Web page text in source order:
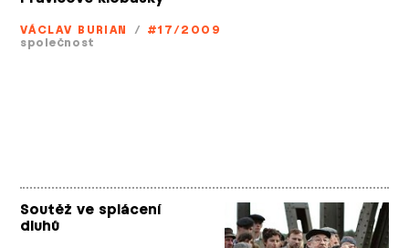
VÁCLAV BURIAN / #17/2009
společnost
Soutěž ve splácení
dluhů